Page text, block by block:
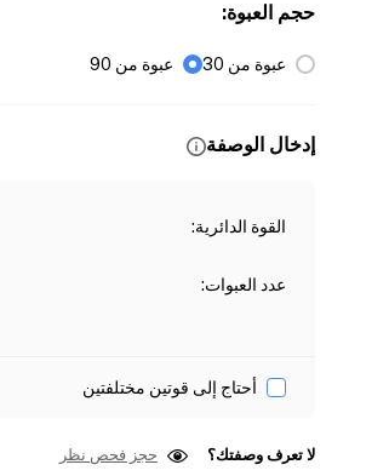
حجم العبوة:
عبوة من 30 عبوة من 90
إدخال الوصفة
القوة الدائرية:
عدد العبوات:
أحتاج إلى قوتين مختلفتين
لا تعرف وصفتك؟ حجز فحص نظر